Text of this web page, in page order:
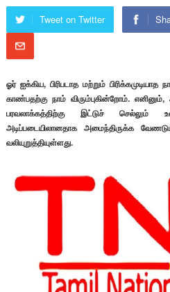
Tweet on Twitter
ஓர் ஐக்கிய, பிரிபடாத மற்றும்
காண்பதற்கு நாம் விரும்புகின்றோம்.
பரவலாக்கத்திற்கு இட்டுச் செல்லும்
அடிப்படையிலானதாக அமைந்திருக்க
வலியுறுத்தியுள்ளது.